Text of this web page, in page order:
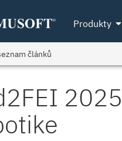
Produktyarrow_drop_down
článků